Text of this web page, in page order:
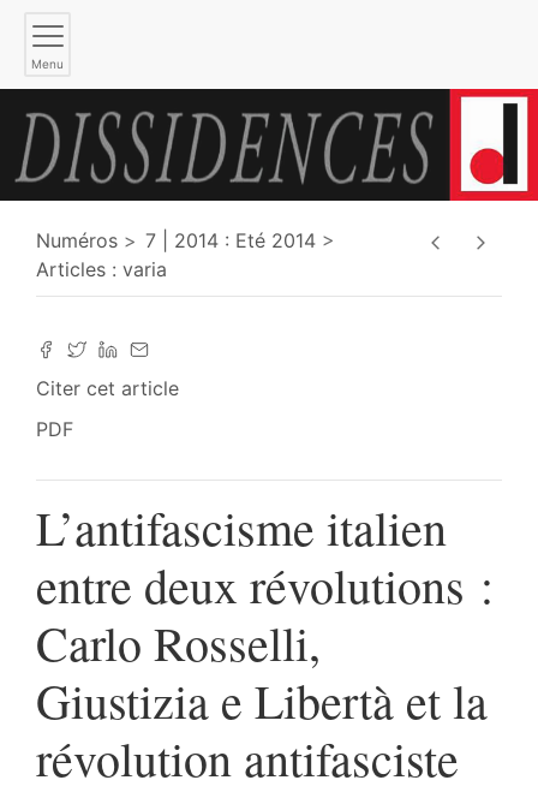
Menu
Numéros
7 | 2014 : Eté 2014
Articles : varia
Citer cet article
PDF
L’antifascisme italien
entre deux révolutions :
Carlo Rosselli,
Giustizia e Libertà et la
révolution antifasciste